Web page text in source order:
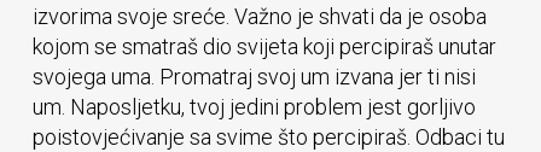
izvorima svoje sreće. Važno je shvati da je osoba
kojom se smatraš dio svijeta koji percipiraš unutar
svojega uma. Promatraj svoj um izvana jer ti nisi
um. Naposljetku, tvoj jedini problem jest gorljivo
poistovjećivanje sa svime što percipiraš. Odbaci tu